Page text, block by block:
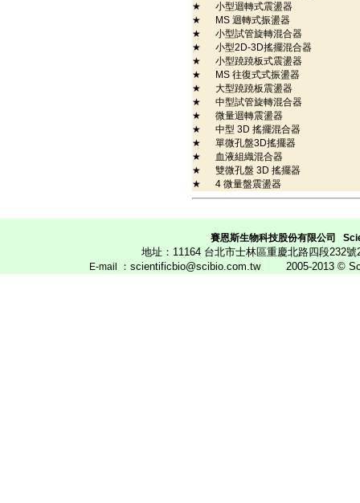
★
小型迴轉式震盪器
★
MS 迴轉式振盪器
★
小型試管旋轉混合器
★
小型2D-3D搖擺混合器
★
小型蹺蹺板式震盪器
★
MS 往復式式振盪器
★
大型蹺蹺板震盪器
★
中型試管旋轉混合器
★
微量迴轉震盪器
★
中型 3D 搖擺混合器
★
單微孔盤3D搖擺器
★
血液組織混合器
★
雙微孔盤 3D 搖擺器
★
4 微量盤震盪器
賽恩斯生物科技股份有限公司
地址：11164 台北市士林區重慶北路四段
E-mail ：scientificbio@scibio.com.tw 2005-2013 ©